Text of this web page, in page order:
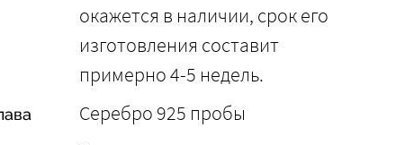
окажется в наличии, срок его
изготовления составит
примерно 4-5 недель.
Серебро 925 пробы